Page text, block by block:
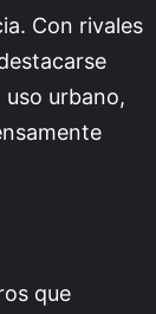
Con rivales
urbano,
que